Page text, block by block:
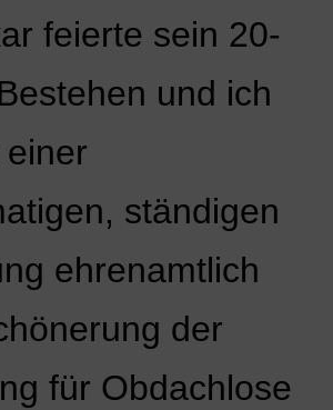
feierte sein 20-
und ich
ständigen
ehrenamtlich
der
für Obdachlose